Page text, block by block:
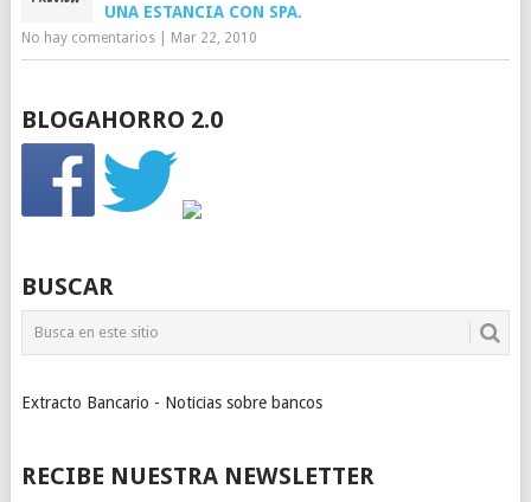
UNA ESTANCIA CON SPA.
No hay comentarios| Mar 22, 2010
BLOGAHORRO 2.0
BUSCAR
Extracto Bancario - Noticias sobre bancos
RECIBE NUESTRA NEWSLETTER